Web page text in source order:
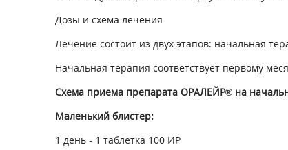
Дозы и схема лечения
Лечение состоит из двух этапов: начальная
Начальная терапия соответствует первому
Схема приема препарата ОРАЛЕЙР® на
Маленький блистер:
1 день - 1 таблетка 100 ИР